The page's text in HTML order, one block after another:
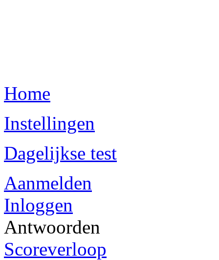
Home
Instellingen
Dagelijkse test
Aanmelden
Inloggen
Antwoorden
Scoreverloop